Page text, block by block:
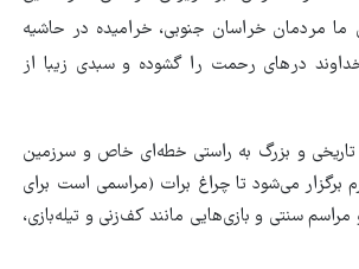
ما مردمان خراسان جنوبی، خرامیده در حاشیه
درهای رحمت را گشوده و سبدی زیبا از
تاریخی و بزرگ به راستی خطه‌ای خاص و سرزمین
برگزار می‌شود تا چراغ برات (مراسمی است برای
سنتی و بازی‌هایی مانند کف‌زنی و تیله‌بازی،
۳ میلیون زائر اربعین به کشور